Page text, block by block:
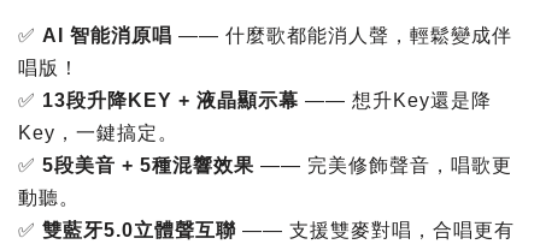
✅ AI 智能消原唱 —— 什麼歌都能消人聲，輕鬆變成伴
唱版！
✅ 13段升降KEY + 液晶顯示幕 —— 想升Key還是降
Key，一鍵搞定。
✅ 5段美音 + 5種混響效果 —— 完美修飾聲音，唱歌更
動聽。
✅ 雙藍牙5.0立體聲互聯 —— 支援雙麥對唱，合唱更有